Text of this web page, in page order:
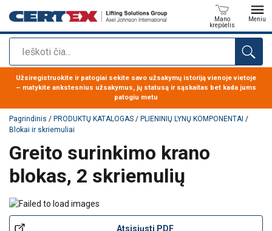
Paieška
Mano
krepšelis
Meniu
Produktas buvo pridėtas prie jūsų užklausos
Užsiregistruokite ir patogiai sekite savo užsakymų istoriją vienoje vietoje
– matykite ankstesnius užsakymus, jų statusą ir sąskaitas bet kada jums
patogiu metu
Pagrindinis / PRODUKTŲ KATALOGAS / PLIENINIŲ LYNŲ KOMPONENTAI /
Blokai ir skriemuliai
Greito surinkimo krano
blokas, 2 skriemulių
Atsisiųsti PDF